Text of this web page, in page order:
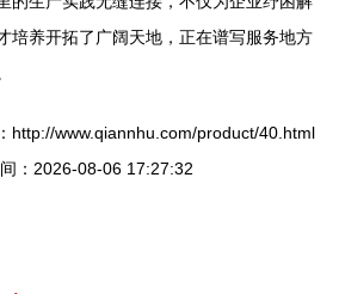
培养开拓了广阔天地，正在谱写服务地方
http://www.qiannhu.com/product/40.html
：2026-08-06 17:27:32